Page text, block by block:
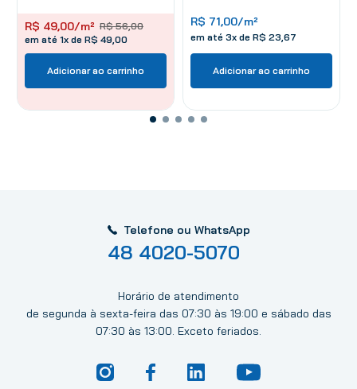
R$ 56,00
R$ 49,00/m²
em até 1x de R$ 49,00
Adicionar ao carrinho
R$ 71,00/m²
em até 3x de R$ 23,67
Adicionar ao carrinho
Telefone ou WhatsApp
48 4020-5070
Horário de atendimento
de segunda à sexta-feira das 07:30 às 19:00 e sábado das
07:30 às 13:00. Exceto feriados.